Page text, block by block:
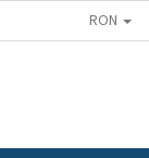
RON